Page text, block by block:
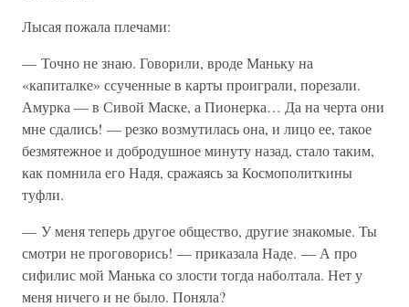
Лысая пожала плечами:
— Точно не знаю. Говорили, вроде Маньку на
«капиталке» ссученные в карты проиграли, порезали.
Амурка — в Сивой Маске, а Пионерка… Да на черта они
мне сдались! — резко возмутилась она, и лицо ее, такое
безмятежное и добродушное минуту назад, стало таким,
как помнила его Надя, сражаясь за Космополиткины
туфли.
— У меня теперь другое общество, другие знакомые. Ты
смотри не проговорись! — приказала Наде. — А про
сифилис мой Манька со злости тогда наболтала. Нет у
меня ничего и не было. Поняла?